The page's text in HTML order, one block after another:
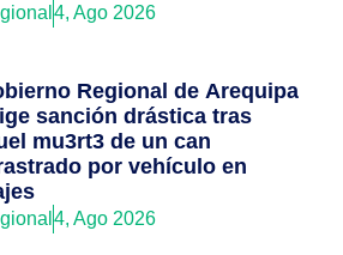
4, Ago 2026
Regional de Arequipa
sanción drástica tras
mu3rt3 de un can
por vehículo en
4, Ago 2026